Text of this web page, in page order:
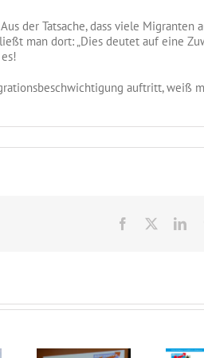
der Tatsache, dass viele Migranten
man dort: „Dies deutet auf eine
auftritt, weiß
Facebook